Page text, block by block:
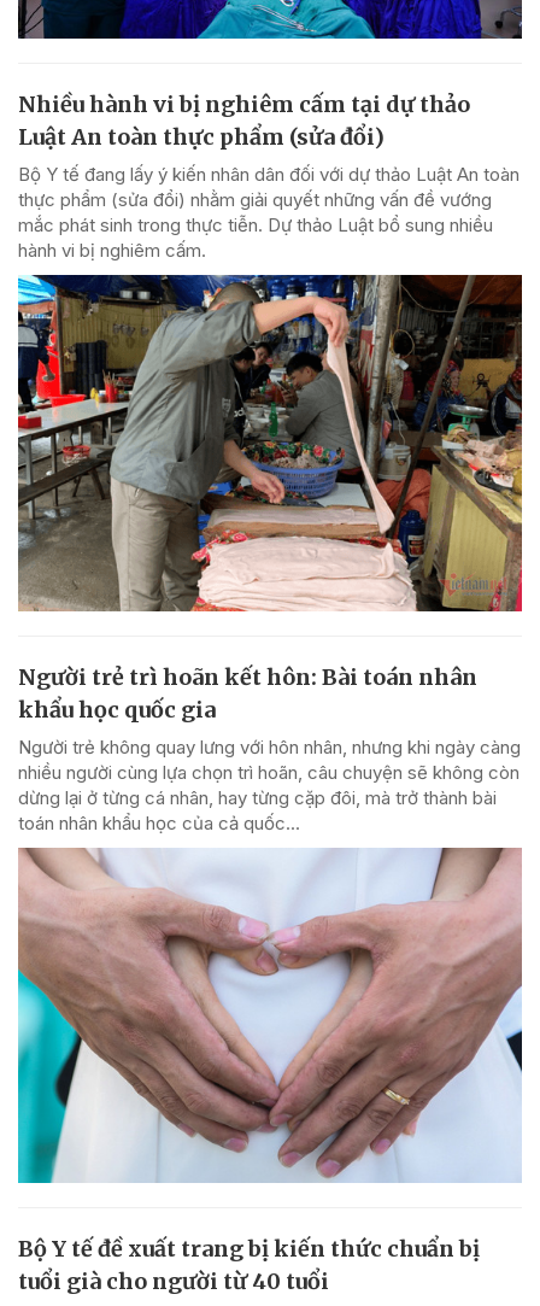
Nhiều hành vi bị nghiêm cấm tại dự thảo
Luật An toàn thực phẩm (sửa đổi)
Bộ Y tế đang lấy ý kiến nhân dân đối với dự thảo Luật An toàn
thực phẩm (sửa đổi) nhằm giải quyết những vấn đề vướng
mắc phát sinh trong thực tiễn. Dự thảo Luật bổ sung nhiều
hành vi bị nghiêm cấm.
Người trẻ trì hoãn kết hôn: Bài toán nhân
khẩu học quốc gia
Người trẻ không quay lưng với hôn nhân, nhưng khi ngày càng
nhiều người cùng lựa chọn trì hoãn, câu chuyện sẽ không còn
dừng lại ở từng cá nhân, hay từng cặp đôi, mà trở thành bài
toán nhân khẩu học của cả quốc...
Bộ Y tế đề xuất trang bị kiến thức chuẩn bị
tuổi già cho người từ 40 tuổi